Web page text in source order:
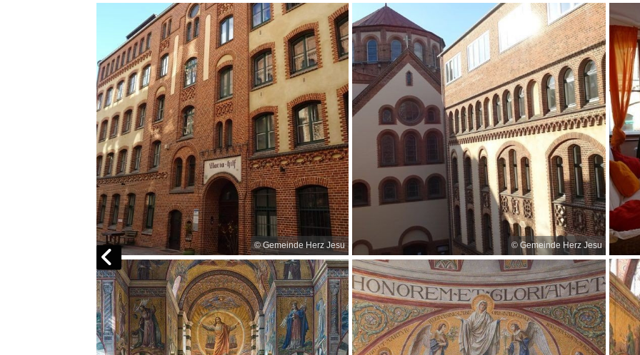
© GemeindeHerz Jesu © GemeindeHerz Jesu